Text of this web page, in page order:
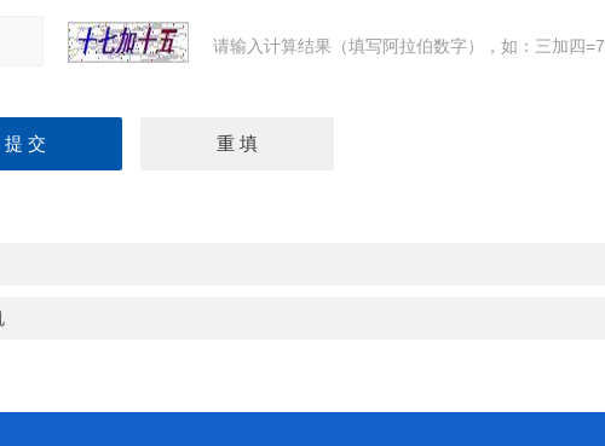
请输入计算结果（填写阿拉伯数字），如：三加四=7